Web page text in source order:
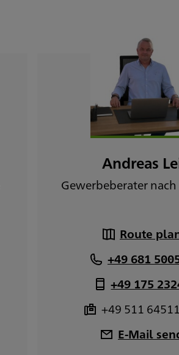
Andreas
Gewerbeberater
Route
+49 681
+49 175
+49 511
E-Mail